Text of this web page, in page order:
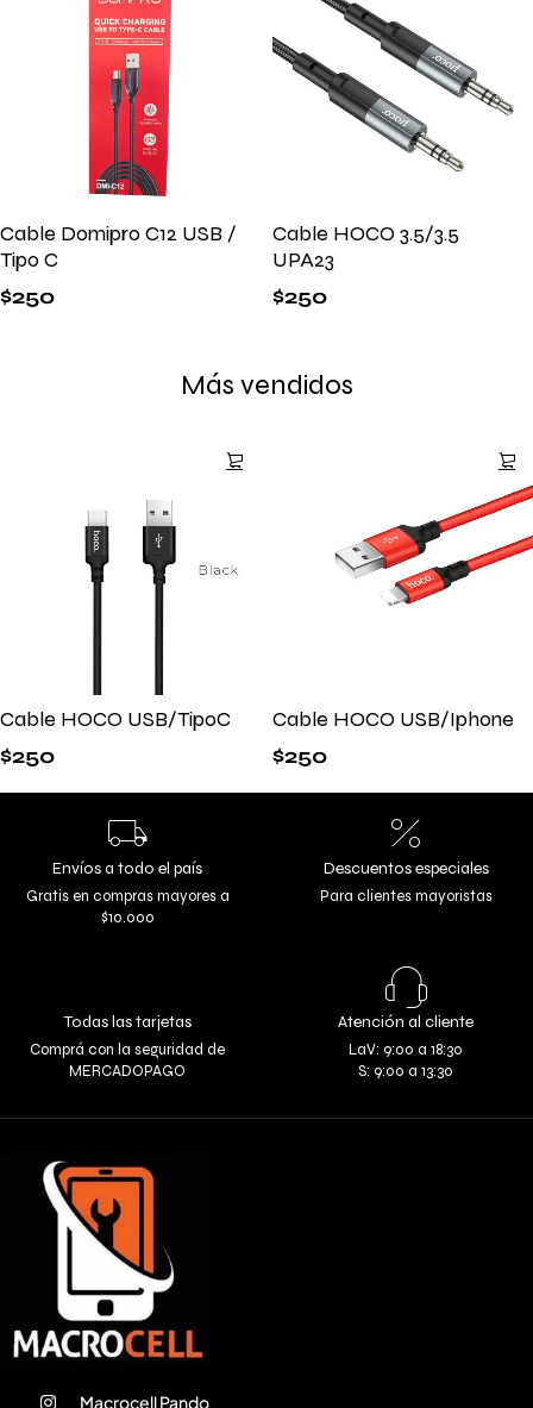
Cable Domipro C12 USB /
Tipo C
$250
Cable HOCO 3.5/3.5
UPA23
$250
Más vendidos
Cable HOCO USB/TipoC
$250
Cable HOCO USB/Iphone
$250
Envíos a todo el país
Gratis en compras mayores a
$10.000
Descuentos especiales
Para clientes mayoristas
Todas las tarjetas
Comprá con la seguridad de
MERCADOPAGO
Atención al cliente
LaV: 9:00 a 18:30
S: 9:00 a 13:30
Macrocell Pando